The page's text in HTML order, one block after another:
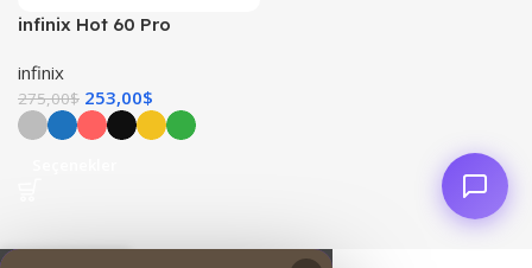
infinix Hot 60 Pro
infinix
275,00$ 253,00$